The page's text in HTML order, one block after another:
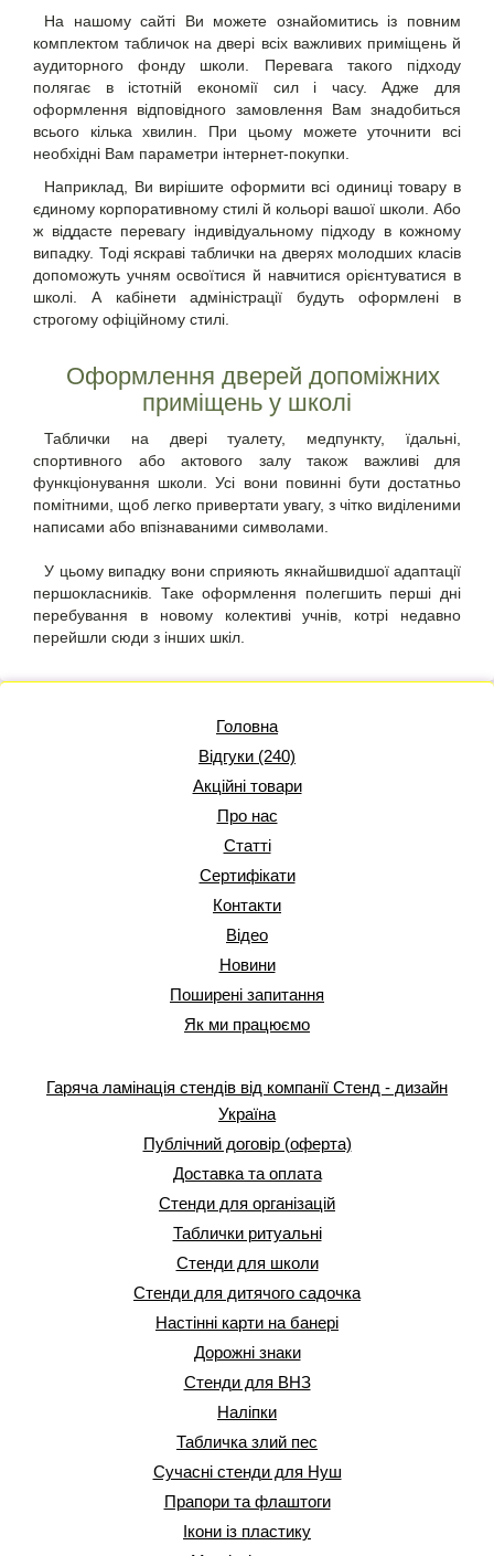
На нашому сайті Ви можете ознайомитись із повним
комплектом табличок на двері всіх важливих приміщень й
аудиторного фонду школи. Перевага такого підходу
полягає в істотній економії сил і часу. Адже для
оформлення відповідного замовлення Вам знадобиться
всього кілька хвилин. При цьому можете уточнити всі
необхідні Вам параметри інтернет-покупки.
Наприклад, Ви вирішите оформити всі одиниці товару в
єдиному корпоративному стилі й кольорі вашої школи. Або
ж віддасте перевагу індивідуальному підходу в кожному
випадку. Тоді яскраві таблички на дверях молодших класів
допоможуть учням освоїтися й навчитися орієнтуватися в
школі. А кабінети адміністрації будуть оформлені в
строгому офіційному стилі.
Оформлення дверей допоміжних
приміщень у школі
Таблички на двері туалету, медпункту, їдальні,
спортивного або актового залу також важливі для
функціонування школи. Усі вони повинні бути достатньо
помітними, щоб легко привертати увагу, з чітко виділеними
написами або впізнаваними символами.
У цьому випадку вони сприяють якнайшвидшої адаптації
першокласників. Таке оформлення полегшить перші дні
перебування в новому колективі учнів, котрі недавно
перейшли сюди з інших шкіл.
Головна
Відгуки (240)
Акційні товари
Про нас
Статті
Сертифікати
Контакти
Відео
Новини
Поширені запитання
Як ми працюємо
Гаряча ламінація стендів від компанії Стенд - дизайн
Україна
Публічний договір (оферта)
Доставка та оплата
Стенди для організацій
Таблички ритуальні
Стенди для школи
Стенди для дитячого садочка
Настінні карти на банері
Дорожні знаки
Стенди для ВНЗ
Наліпки
Табличка злий пес
Сучасні стенди для Нуш
Прапори та флаштоги
Ікони із пластику